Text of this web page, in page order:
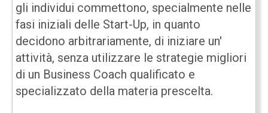
gli individui commettono, specialmente nelle
fasi iniziali delle Start-Up, in quanto
decidono arbitrariamente, di iniziare un'
attività, senza utilizzare le strategie migliori
di un Business Coach qualificato e
specializzato della materia prescelta.